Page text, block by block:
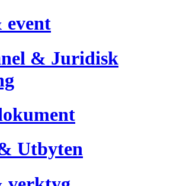
& Juridisk
Utbyten